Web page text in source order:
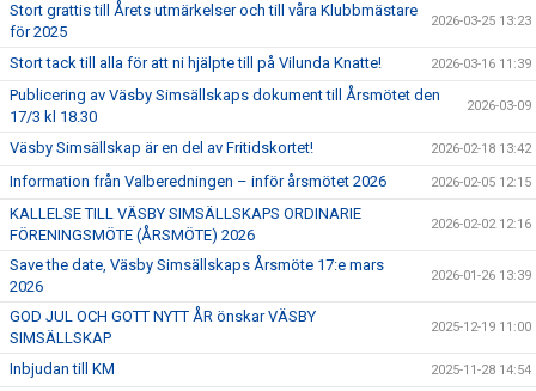
Stort grattis till Årets utmärkelser och till våra Klubbmästare
för 2025
2026-03-25 13:23
Stort tack till alla för att ni hjälpte till på Vilunda Knatte! 2026-03-16 11:39
Publicering av Väsby Simsällskaps dokument till Årsmötet den
17/3 kl 18.30
2026-03-09
Väsby Simsällskap är en del av Fritidskortet! 2026-02-18 13:42
Information från Valberedningen – inför årsmötet 2026 2026-02-05 12:15
KALLELSE TILL VÄSBY SIMSÄLLSKAPS ORDINARIE
FÖRENINGSMÖTE (ÅRSMÖTE) 2026
2026-02-02 12:16
Save the date, Väsby Simsällskaps Årsmöte 17:e mars
2026
2026-01-26 13:39
GOD JUL OCH GOTT NYTT ÅR önskar VÄSBY
SIMSÄLLSKAP
2025-12-19 11:00
Inbjudan till KM 2025-11-28 14:54